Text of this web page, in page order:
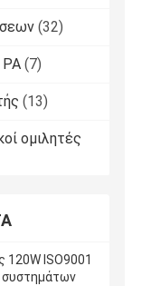
(32)
(7)
(13)
ομιλητές
120W ISO9001
συστημάτων